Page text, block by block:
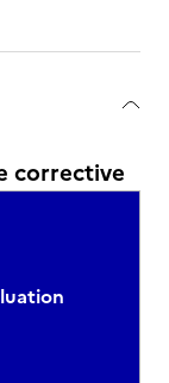
corrective